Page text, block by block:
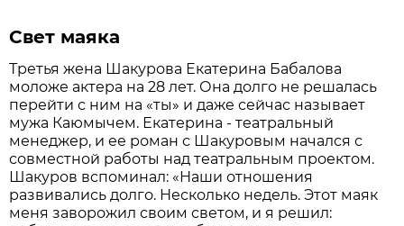
Свет маяка
Третья жена Шакурова Екатерина Бабалова
моложе актера на 28 лет. Она долго не решалась
перейти с ним на «ты» и даже сейчас называет
мужа Каюмычем. Екатерина - театральный
менеджер, и ее роман с Шакуровым начался с
совместной работы над театральным проектом.
Шакуров вспоминал: «Наши отношения
развивались долго. Несколько недель. Этот маяк
меня заворожил своим светом, и я решил: